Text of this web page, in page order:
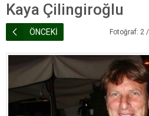
Kaya Çilingiroğlu
ÖNCEKİ Fotoğraf: 2